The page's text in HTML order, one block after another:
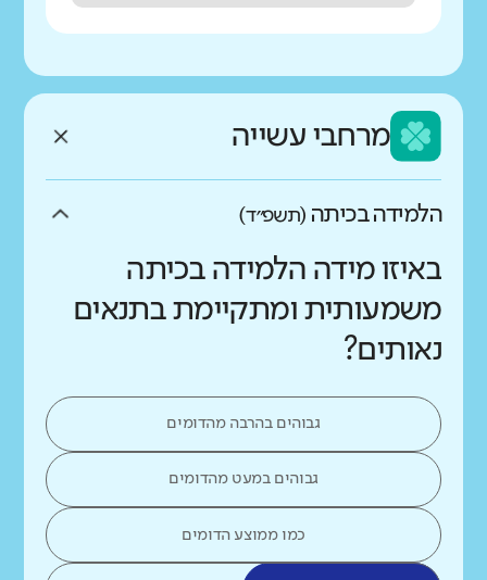
מרחבי עשייה
הלמידה בכיתה (תשפ״ד)
באיזו מידה הלמידה בכיתה
משמעותית ומתקיימת בתנאים
נאותים?
גבוהים בהרבה מהדומים
גבוהים במעט מהדומים
כמו ממוצע הדומים